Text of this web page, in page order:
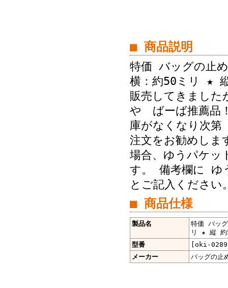
■ 商品説明
特価 バッグの止
横：約50ミリ
販売してきまし
や ばーば推
庫がなくなり次
注文をお勧め
場合、ゆうパケ
す。 備考欄に ゆ
とご記入ください
■ 商品仕様
製品名
特価 バッ
リ ★ 縦
型番
[oki-
メーカー
バッグの止